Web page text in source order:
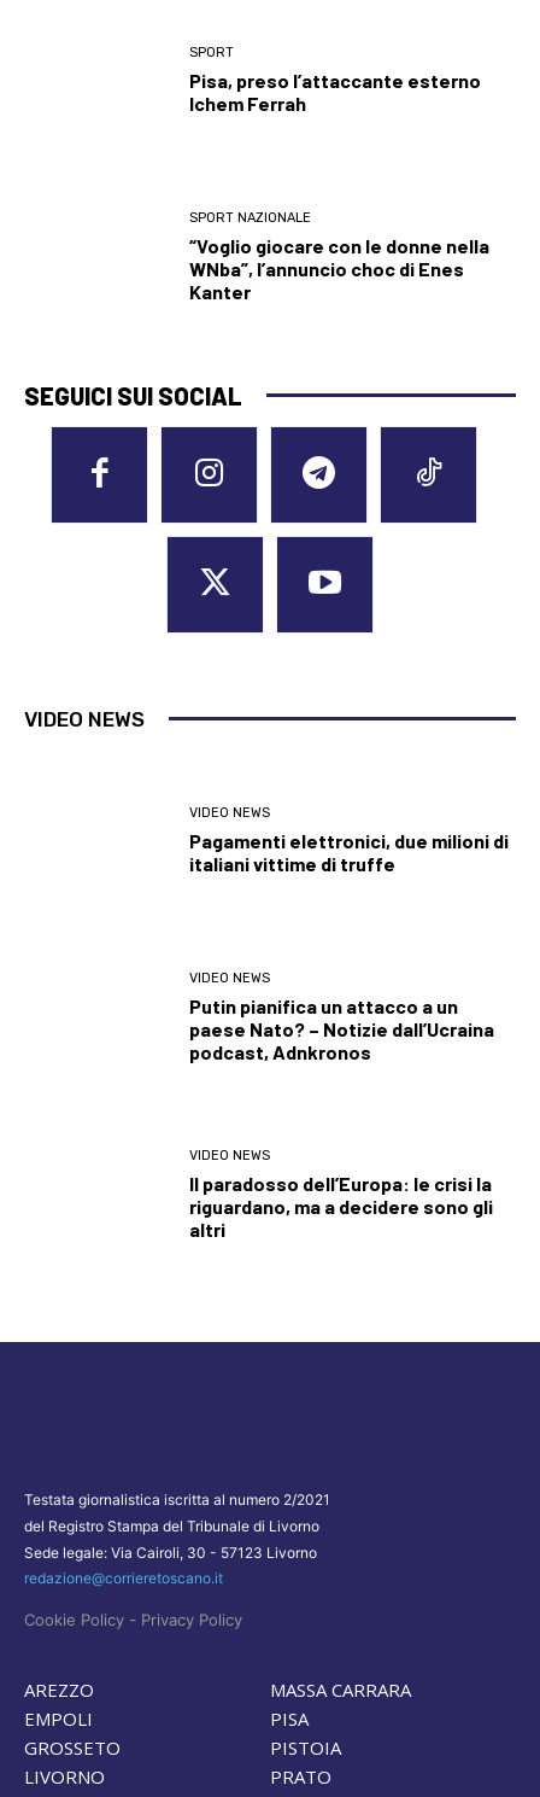
SPORT
Pisa, preso l’attaccante esterno
Ichem Ferrah
SPORT NAZIONALE
“Voglio giocare con le donne nella
WNba”, l’annuncio choc di Enes
Kanter
SEGUICI SUI SOCIAL
VIDEO NEWS
VIDEO NEWS
Pagamenti elettronici, due milioni di
italiani vittime di truffe
VIDEO NEWS
Putin pianifica un attacco a un
paese Nato? – Notizie dall’Ucraina
podcast, Adnkronos
VIDEO NEWS
Il paradosso dell’Europa: le crisi la
riguardano, ma a decidere sono gli
altri
Testata giornalistica iscritta al numero 2/2021
del Registro Stampa del Tribunale di Livorno
Sede legale: Via Cairoli, 30 - 57123 Livorno
redazione@corrieretoscano.it
Cookie Policy - Privacy Policy
AREZZO
EMPOLI
GROSSETO
LIVORNO
MASSA CARRARA
PISA
PISTOIA
PRATO